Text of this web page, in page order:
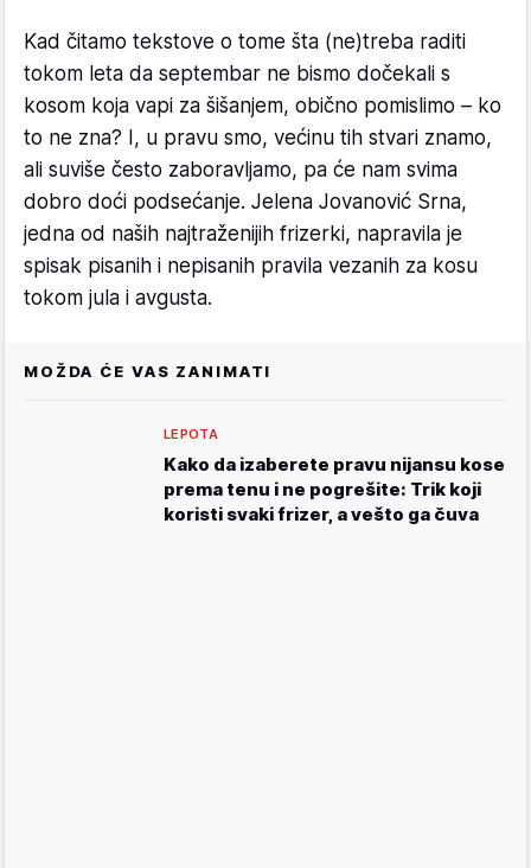
Kad čitamo tekstove o tome šta (ne)treba raditi
tokom leta da septembar ne bismo dočekali s
kosom koja vapi za šišanjem, obično pomislimo – ko
to ne zna? I, u pravu smo, većinu tih stvari znamo,
ali suviše često zaboravljamo, pa će nam svima
dobro doći podsećanje. Jelena Jovanović Srna,
jedna od naših najtraženijih frizerki, napravila je
spisak pisanih i nepisanih pravila vezanih za kosu
tokom jula i avgusta.
MOŽDA ĆE VAS ZANIMATI
LEPOTA
Kako da izaberete pravu nijansu kose
prema tenu i ne pogrešite: Trik koji
koristi svaki frizer, a vešto ga čuva